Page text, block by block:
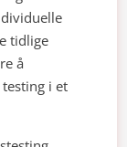
tidlige
å
i et